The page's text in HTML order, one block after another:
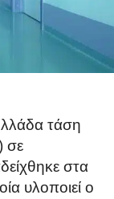
τάση
σε
στα
υλοποιεί ο